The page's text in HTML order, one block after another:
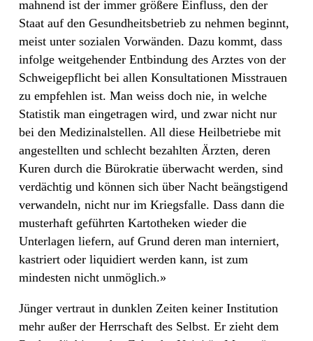
mahnend ist der immer größere Einfluss, den der
Staat auf den Gesundheitsbetrieb zu nehmen beginnt,
meist unter sozialen Vorwänden. Dazu kommt, dass
infolge weitgehender Entbindung des Arztes von der
Schweigepflicht bei allen Konsultationen Misstrauen
zu empfehlen ist. Man weiss doch nie, in welche
Statistik man eingetragen wird, und zwar nicht nur
bei den Medizinalstellen. All diese Heilbetriebe mit
angestellten und schlecht bezahlten Ärzten, deren
Kuren durch die Bürokratie überwacht werden, sind
verdächtig und können sich über Nacht beängstigend
verwandeln, nicht nur im Kriegsfalle. Dass dann die
musterhaft geführten Kartotheken wieder die
Unterlagen liefern, auf Grund deren man interniert,
kastriert oder liquidiert werden kann, ist zum
mindesten nicht unmöglich.»
Jünger vertraut in dunklen Zeiten keiner Institution
mehr außer der Herrschaft des Selbst. Er zieht dem